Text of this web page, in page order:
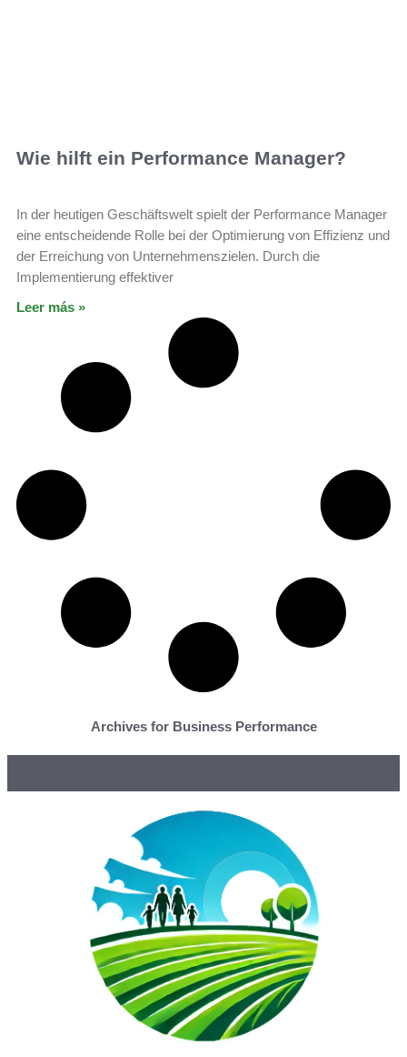
Wie hilft ein Performance Manager?
In der heutigen Geschäftswelt spielt der Performance Manager
eine entscheidende Rolle bei der Optimierung von Effizienz und
der Erreichung von Unternehmenszielen. Durch die
Implementierung effektiver
Leer más »
Archives for Business Performance